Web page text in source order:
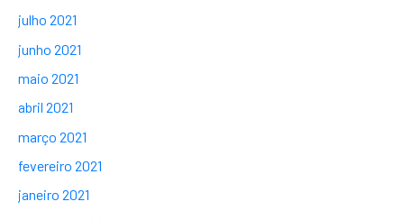
julho 2021
junho 2021
maio 2021
abril 2021
março 2021
fevereiro 2021
janeiro 2021